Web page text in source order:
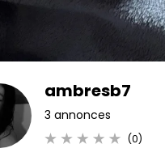
ambresb7
3 annonces
(0)